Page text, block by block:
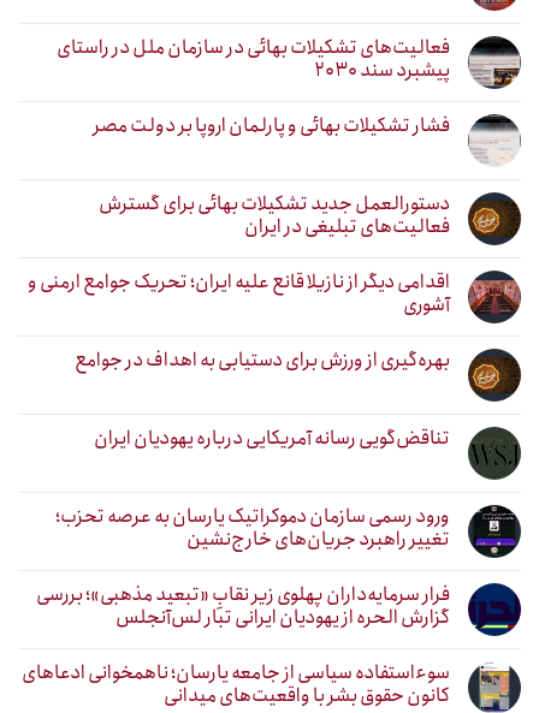
فعالیت‌های تشکیلات بهائی در سازمان ملل در راستای
پیشبرد سند ۲۰۳۰
فشار تشکیلات بهائی و پارلمان اروپا بر دولت مصر
دستورالعمل جدید تشکیلات بهائی برای گسترش
فعالیت‌های تبلیغی در ایران
اقدامی دیگر از نازیلا قانع علیه ایران؛ تحریک جوامع ارمنی و
آشوری
بهره‌گیری از ورزش برای دستیابی به اهداف در جوامع
تناقض‌گویی رسانه آمریکایی درباره یهودیان ایران
ورود رسمی سازمان دموکراتیک یارسان به عرصه تحزب؛
تغییر راهبرد جریان‌های خارج‌نشین
فرار سرمایه‌داران پهلوی زیر نقابِ «تبعید مذهبی»؛ بررسی
گزارش الحره از یهودیان ایرانی تبار لس‌آنجلس
سوءاستفاده سیاسی از جامعه یارسان؛ ناهمخوانی ادعاهای
کانون حقوق بشر با واقعیت‌های میدانی